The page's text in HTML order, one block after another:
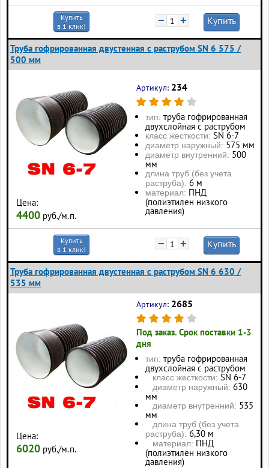
Купить
в 1 клик!
− + Купить
Труба гофрированная двустенная с раструбом SN 6 575 /
500 мм
Цена:
4400 руб./м.п.
Артикул: 234
тип: труба гофрированная
двухслойная с раструбом
класс жесткости: SN 6-7
диаметр наружный: 575 мм
диаметр внутренний: 500
мм
длина труб (без учета
раструба): 6 м
материал: ПНД
(полиэтилен низкого
давления)
Купить
в 1 клик!
− + Купить
Труба гофрированная двустенная с раструбом SN 6 630 /
535 мм
Цена:
6020 руб./м.п.
Артикул: 2685
Под заказ. Срок поставки 1-3
дня
тип: труба гофрированная
двухслойная с раструбом
класс жесткости: SN 6-7
диаметр наружный: 630
мм
диаметр внутренний: 535
мм
длина труб (без учета
раструба): 6,30 м
материал: ПНД
(полиэтилен низкого
давления)